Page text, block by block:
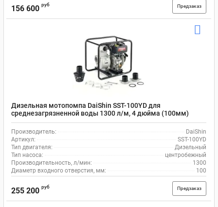
156 600 руб Предзаказ
Дизельная мотопомпа DaiShin SST-100YD для
среднезагрязненной воды 1300 л/м, 4 дюйма (100мм)
Производитель:
DaiShin
Артикул:
SST-100YD
Тип двигателя:
Дизельный
Тип насоса:
центробежный
Производительность, л/мин:
1300
Диаметр входного отверстия, мм:
100
255 200 руб Предзаказ